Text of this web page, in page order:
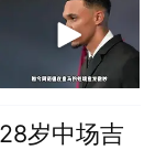
岁中场吉